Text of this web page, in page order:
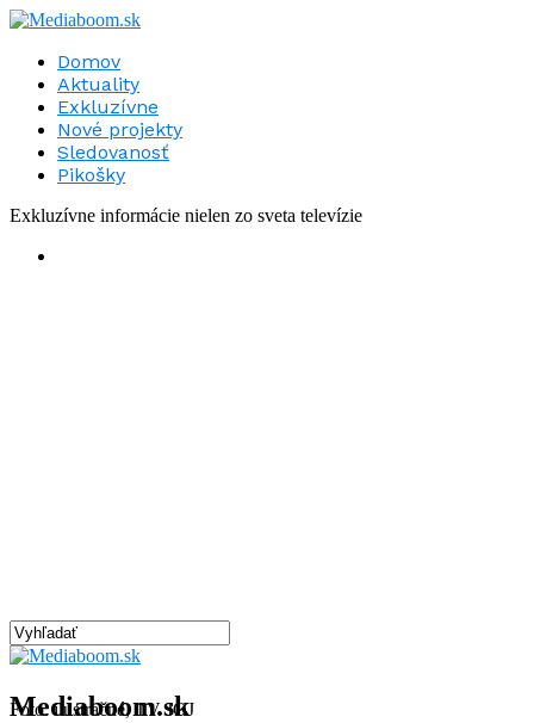
Domov
Aktuality
Exkluzívne
Nové projekty
Sledovanosť
Pikošky
Exkluzívne informácie nielen zo sveta televízie
Mediaboom.sk
Foto: ilustračné, TV JOJ